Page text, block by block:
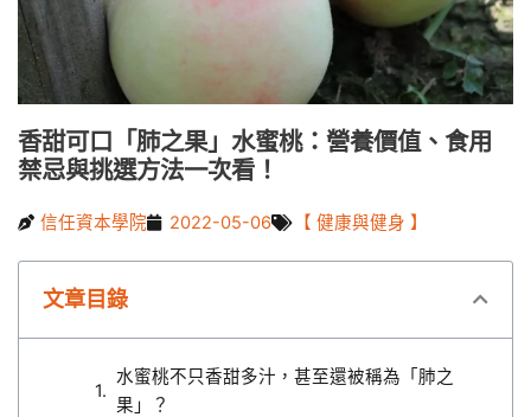
香甜可口「肺之果」水蜜桃：營養價值、食用
禁忌與挑選方法一次看！
信任資本學院 2022-05-06 【 健康與健身 】
文章目錄
水蜜桃不只香甜多汁，甚至還被稱為「肺之
果」？